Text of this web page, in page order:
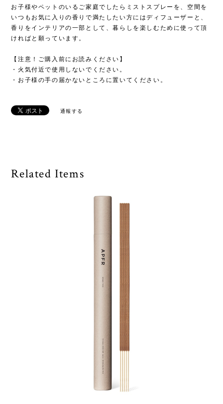
お子様やペットのいるご家庭でしたらミストスプレーを、空間を
いつもお気に入りの香りで満たしたい方にはディフューザーと、
香りをインテリアの一部として、暮らしを楽しむために使って頂
ければと願っています。
【注意！ご購入前にお読みください】
・火気付近で使用しないでください。
・お子様の手の届かないところに置いてください。
通報する
Related Items